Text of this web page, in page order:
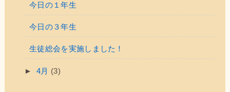
今日の１年生
今日の３年生
生徒総会を実施しました！
► 4月 (3)